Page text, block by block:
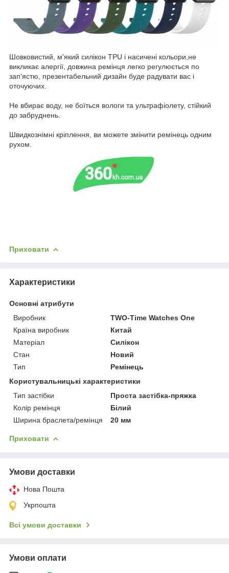
Шовковистий, м'який силікон TPU і насичені кольори,не
викликає алергії, довжина ремінця легко регулюється по
зап'ястю, презентабельний дизайн буде радувати вас і
оточуючих.
Не вбирає воду, не боїться вологи та ультрафіолету, стійкий
до забруднень.
Швидкознімні кріплення, ви можете змінити ремінець одним
рухом.
Приховати
Характеристики
Основні атрибути
Виробник
TWO-Time Watches One
Країна виробник
Китай
Матеріал
Силікон
Стан
Новий
Тип
Ремінець
Користувальницькі характеристики
Тип застібки
Проста застібка-пряжка
Колір ремінця
Білий
Ширина браслета/ремінця
20 мм
Приховати
Умови доставки
Нова Пошта
Укрпошта
Всі умови доставки
Умови оплати